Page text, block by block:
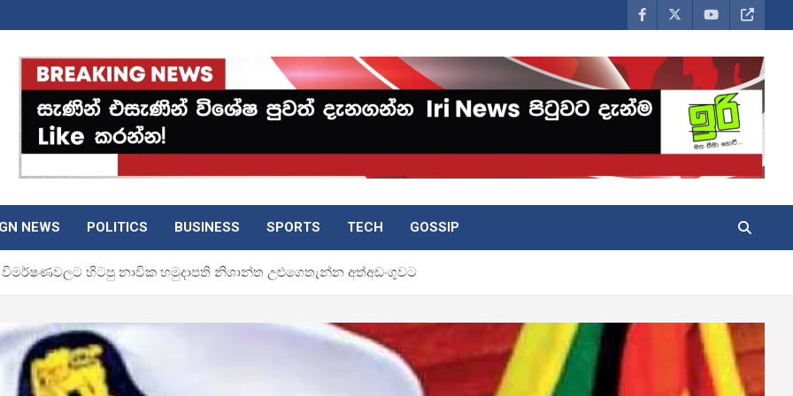
NEWS POLITICS BUSINESS SPORTS TECH GOSSIP
හිටපු නාවික හමුදාපති නිශාන්ත උළුගෙතැන්න අත්අඩංගුවට